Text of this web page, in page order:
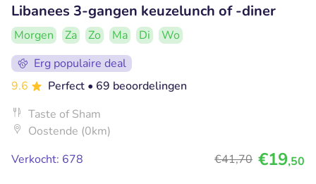
Libanees 3-gangen keuzelunch of -diner
Morgen Za Zo Ma Di
Wo
Erg populaire deal
9.6
Perfect • 69 beoordelingen
Taste of Sham
Oostende (0km)
Verkocht: 678
€41,70 €19,50